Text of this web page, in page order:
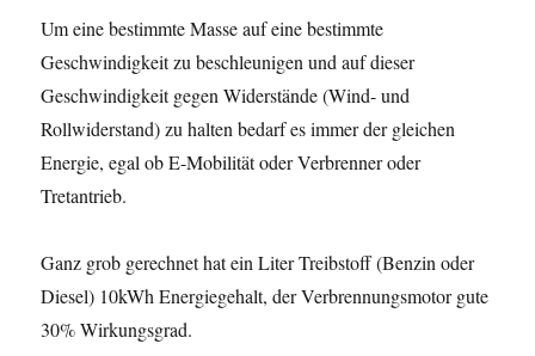
Um eine bestimmte Masse auf eine bestimmte
Geschwindigkeit zu beschleunigen und auf dieser
Geschwindigkeit gegen Widerstände (Wind- und
Rollwiderstand) zu halten bedarf es immer der gleichen
Energie, egal ob E-Mobilität oder Verbrenner oder
Tretantrieb.
Ganz grob gerechnet hat ein Liter Treibstoff (Benzin oder
Diesel) 10kWh Energiegehalt, der Verbrennungsmotor gute
30% Wirkungsgrad.